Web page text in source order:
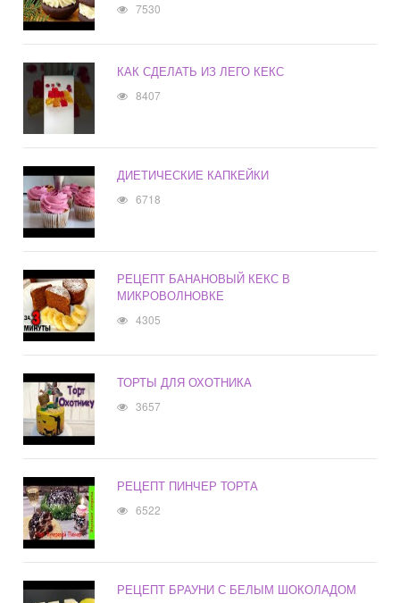
7530
КАК СДЕЛАТЬ ИЗ ЛЕГО КЕКС
8407
ДИЕТИЧЕСКИЕ КАПКЕЙКИ
6718
РЕЦЕПТ БАНАНОВЫЙ КЕКС В
МИКРОВОЛНОВКЕ
4305
ТОРТЫ ДЛЯ ОХОТНИКА
3657
РЕЦЕПТ ПИНЧЕР ТОРТА
6522
РЕЦЕПТ БРАУНИ С БЕЛЫМ ШОКОЛАДОМ